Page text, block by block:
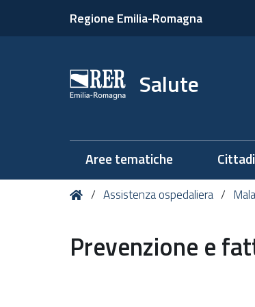
Regione Emilia-Romagna
Salute
Aree tematiche
Tu HomeAssistenza ospedaliera
Prevenzione e